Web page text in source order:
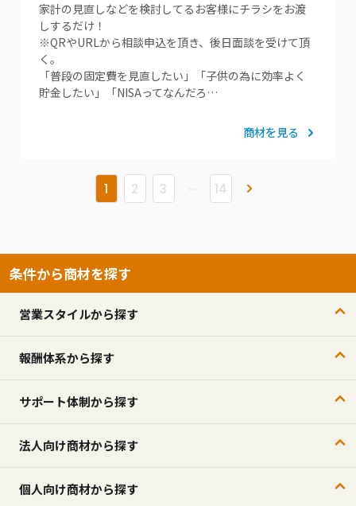
家計の見直しなどを検討してるお客様にチラシをお渡
しするだけ！
※QRやURLから相談申込を頂き、後日面談を受けて頂
く。
「普段の固定費を見直したい」「子供の為に効率よく
貯金したい」「NISAってなんだろ…
商材を見る
1 2 3 … 14
条件から商材を探す
営業スタイルから探す
報酬体系から探す
サポート体制から探す
法人向け商材から探す
個人向け商材から探す